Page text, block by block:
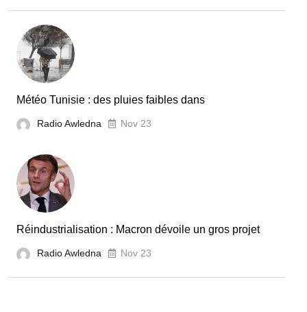
Météo Tunisie : des pluies faibles dans
Radio Awledna Nov 23
Réindustrialisation : Macron dévoile un gros projet
Radio Awledna Nov 23